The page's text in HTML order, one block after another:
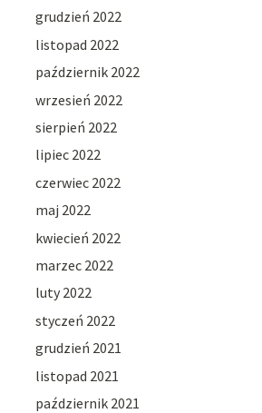
grudzień 2022
listopad 2022
październik 2022
wrzesień 2022
sierpień 2022
lipiec 2022
czerwiec 2022
maj 2022
kwiecień 2022
marzec 2022
luty 2022
styczeń 2022
grudzień 2021
listopad 2021
październik 2021